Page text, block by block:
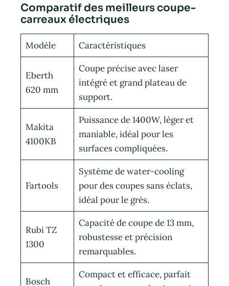
Comparatif des meilleurs coupe-
carreaux électriques
Modèle Caractéristiques
Eberth
620 mm
Coupe précise avec laser
intégré et grand plateau de
support.
Makita
4100KB
Puissance de 1400W, léger et
maniable, idéal pour les
surfaces compliquées.
Fartools
Système de water-cooling
pour des coupes sans éclats,
idéal pour le grès.
Rubi TZ
1300
Capacité de coupe de 13 mm,
robustesse et précision
remarquables.
Bosch
Compact et efficace, parfait